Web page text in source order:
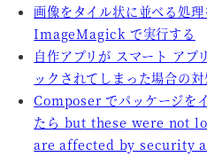
画像をタイル状に並べる処
ImageMagick で実行する
自作アプリが スマート アプ
ックされてしまった場合の対
Composer でパッケージを
たら but these were not
are affected by security